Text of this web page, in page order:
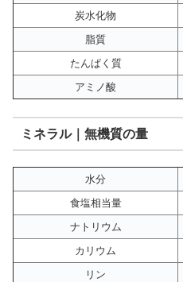
炭水化物
脂質
たんぱく質
アミノ酸
ミネラル｜無機質の量
水分
食塩相当量
ナトリウム
カリウム
リン